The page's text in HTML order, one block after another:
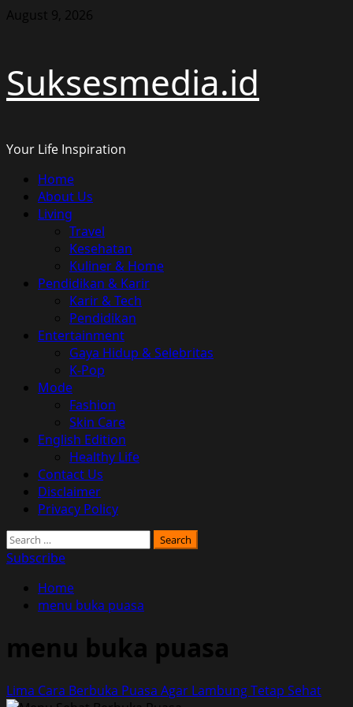
Skip
August 9, 2026
Suksesmedia.id
Your Life Inspiration
Primary
Menu
Home
About Us
Living
Travel
Kesehatan
Kuliner & Home
Pendidikan & Karir
Karir & Tech
Pendidikan
Entertainment
Gaya Hidup & Selebritas
K-Pop
Mode
Fashion
Skin Care
English Edition
Healthy Life
Contact Us
Disclaimer
Privacy Policy
Search
for:
Subscribe
Home
menu buka puasa
menu buka puasa
Lima Cara Berbuka Puasa Agar Lambung Tetap Sehat